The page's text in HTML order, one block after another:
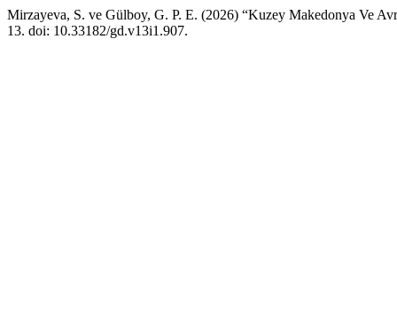
Mirzayeva, S. ve Gülboy, G. P. E. (2026) “Kuzey Makedonya Ve
13. doi: 10.33182/gd.v13i1.907.